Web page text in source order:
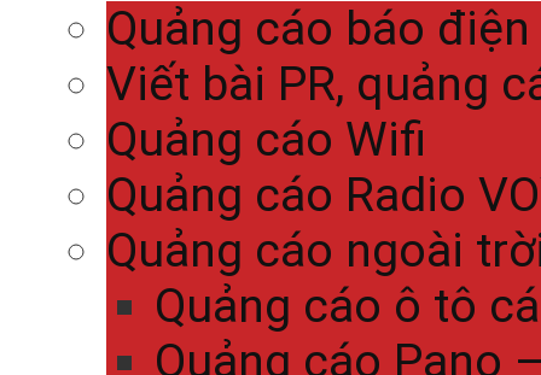
Quảng cáo báo
Viết bài PR, quảng
Quảng cáo Wifi
Quảng cáo Radio
Quảng cáo ngoài
Quảng cáo ô tô
Quảng cáo Pano